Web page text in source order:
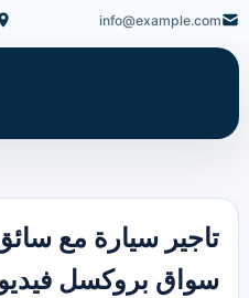
info@example.com
تاجير سيارة مع
سواق بروكسل فيديو